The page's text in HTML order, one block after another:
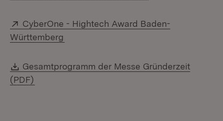
Extern:
CyberOne - Hightech Award Baden-
Württemberg
Download:
Gesamtprogramm der Messe Gründerzeit
(PDF)